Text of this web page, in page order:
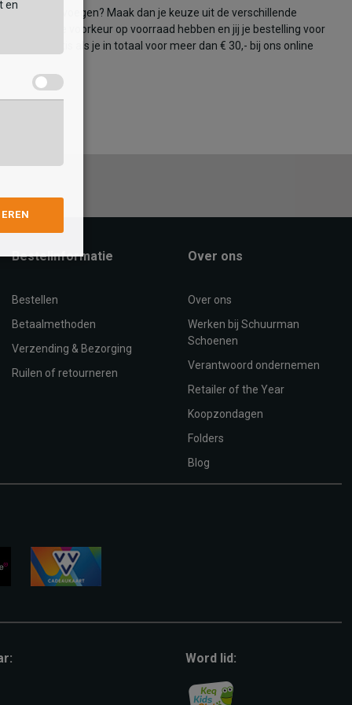
in huis toevoegen? Maak dan je keuze uit de verschillende
van je voorkeur op voorraad hebben en jij je bestelling voor
gratis als je in totaal voor meer dan € 30,- bij ons online
Bestelinformatie
Bestellen
Betaalmethoden
Verzending & Bezorging
Ruilen of retourneren
Over ons
Over ons
Werken bij Schuurman
Schoenen
Verantwoord ondernemen
Retailer of the Year
Koopzondagen
Folders
Blog
Word lid:
en